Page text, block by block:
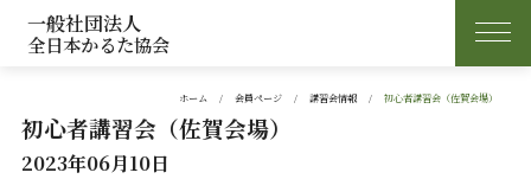
一般社団法人
全日本かるた協会
ホーム 会員ページ 講習会情報 初心者講習会（佐賀会場）
初心者講習会（佐賀会場）
2023年06月10日